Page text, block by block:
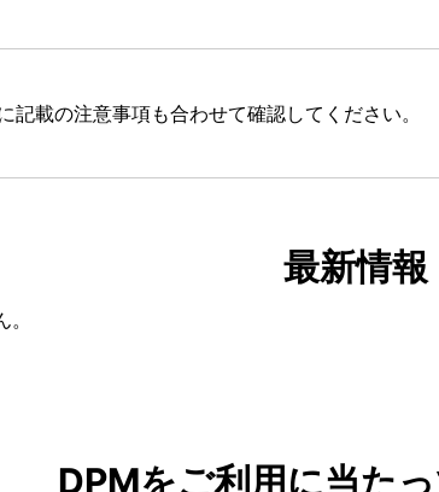
記載の注意事項も合わせて確認してください。
最新情報
DPMをご利用に当た